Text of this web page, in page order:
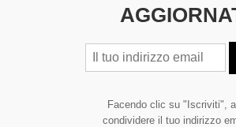
Facendo clic su "Iscriviti",
condividere il tuo indirizzo